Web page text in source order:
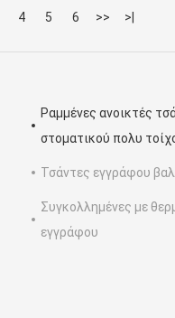
4 5 6 >> >|
Ραμμένες ανοικτές
στοματικού πολυ
Τσάντες εγγράφου
Συγκολλημένες με
εγγράφου